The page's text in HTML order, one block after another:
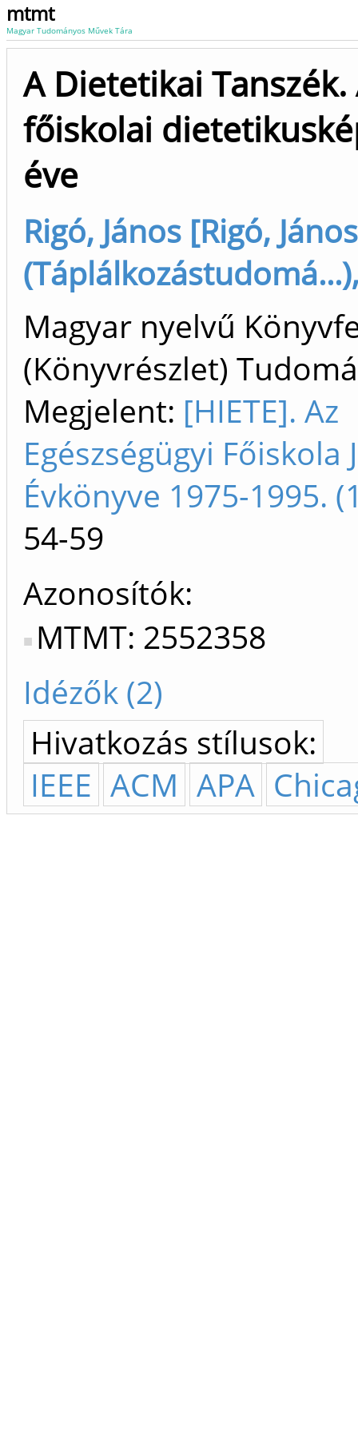
mtmt
Magyar Tudományos Művek Tára
A Dietetikai Tanszék.
főiskolai
éve
Rigó, János [Rigó, János
Magyar nyelvű
(Könyvrészlet)
Megjelent: [HIETE]. Az
Egészségügyi Főiskola
Évkönyve 1975-1995.
54-59
Azonosítók
MTMT: 2552358
Idézők (2)
Hivatkozás stílusok:
IEEE ACM APA